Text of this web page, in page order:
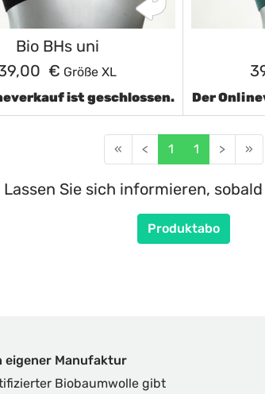
Bio BHs uni
€ Größe XL
ist geschlossen.
Der
« < 1 1 > »
Sie sich informieren,
Produktabo
eigener Manufaktur
Biobaumwolle gibt